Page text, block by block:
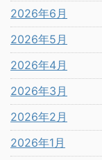
2026年6月
2026年5月
2026年4月
2026年3月
2026年2月
2026年1月